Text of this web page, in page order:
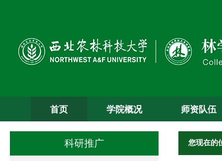
首页 学院概况 师资队伍
科研推广 您现在的